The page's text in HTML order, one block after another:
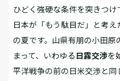
ひどく強硬な条件を突きつけ
日本が「もう駄目だ」と考
の夏です。山県有朋の小田原
まって、いわゆる 日露交渉を
平洋戦争の前の日米交渉と同